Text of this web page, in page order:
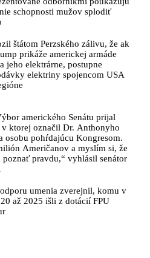
schopnosti mužov splodiť
štátom Perzského zálivu, že ak
prikáže americkej armáde
jeho elektrárne, postupne
elektriny spojencom USA
amerického Senátu prijal
ktorej označil Dr. Anthonyho
osobu pohŕdajúcu Kongresom.
Američanov a myslím si, že
poznať pravdu,“ vyhlásil senátor
umenia zverejnil, komu v
až 2025 išli z dotácií FPU